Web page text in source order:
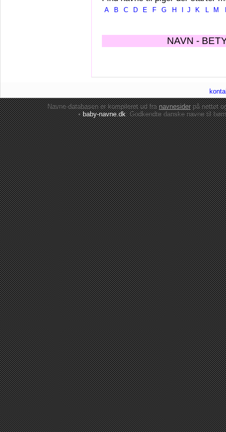
A B C D E F G H J K L M
NAVN -
Navne-databasen er kompileret ud franavnesiderpå nettet
•baby-navne.dk: Godkendte danskenavne til børn